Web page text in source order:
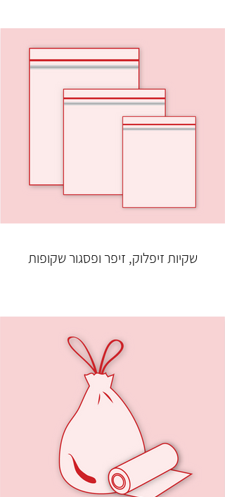
שקיות זיפלוק, זיפר ופסגור שקופות